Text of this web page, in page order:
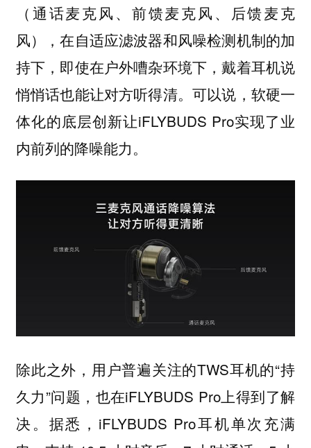
（通话麦克风、前馈麦克风、后馈麦克
风），在自适应滤波器和风噪检测机制的加
持下，即使在户外嘈杂环境下，戴着耳机说
悄悄话也能让对方听得清。可以说，软硬一
体化的底层创新让iFLYBUDS Pro实现了业
内前列的降噪能力。
除此之外，用户普遍关注的TWS耳机的“持
久力”问题，也在iFLYBUDS Pro上得到了解
决。据悉，iFLYBUDS Pro耳机单次充满